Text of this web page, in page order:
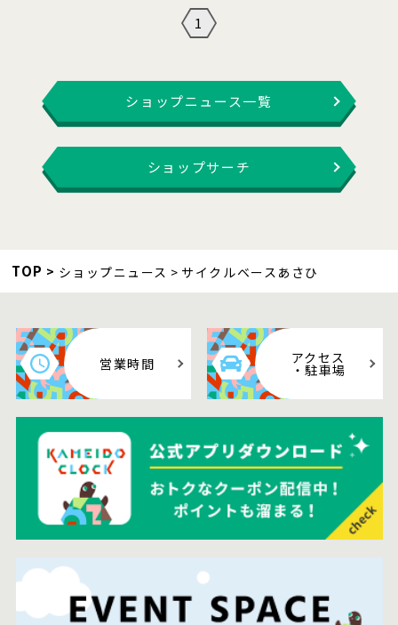
1
ショップニュース一覧
ショップサーチ
TOP ショップニュース サイクルベースあさひ
営業時間 アクセス
・駐車場